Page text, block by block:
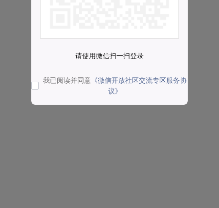
请使用微信扫一扫登录
我已阅读并同意 《微信开放社区交流专区服务协
议》